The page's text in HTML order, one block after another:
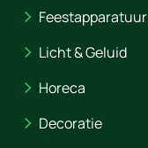
Feestapparatuur
Licht & Geluid
Horeca
Decoratie